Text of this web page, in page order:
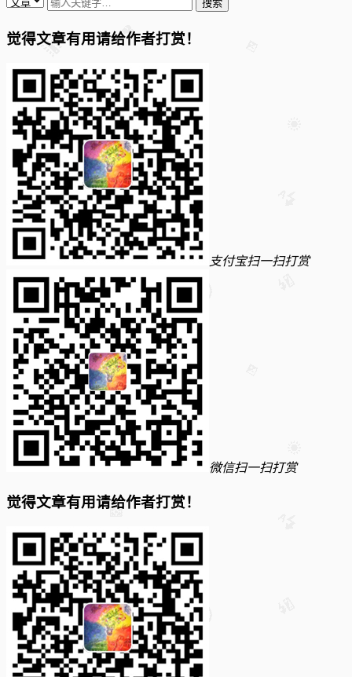
觉得文章有用请给作者打赏！
支付宝扫一扫打赏
微信扫一扫打赏
觉得文章有用请给作者打赏！